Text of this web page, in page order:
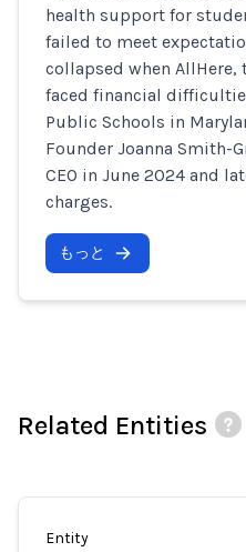
health support for
failed to meet
collapsed when
faced financial
Public Schools in
Founder Joanna Smith-
CEO in June 2024 and
charges.
もっと
Related Entities
Entity